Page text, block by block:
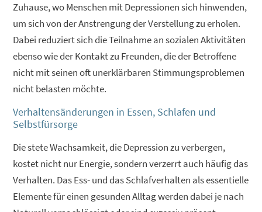
Zuhause, wo Menschen mit Depressionen sich hinwenden,
um sich von der Anstrengung der Verstellung zu erholen.
Dabei reduziert sich die Teilnahme an sozialen Aktivitäten
ebenso wie der Kontakt zu Freunden, die der Betroffene
nicht mit seinen oft unerklärbaren Stimmungsproblemen
nicht belasten möchte.
Verhaltensänderungen in Essen, Schlafen und
Selbstfürsorge
Die stete Wachsamkeit, die Depression zu verbergen,
kostet nicht nur Energie, sondern verzerrt auch häufig das
Verhalten. Das Ess- und das Schlafverhalten als essentielle
Elemente für einen gesunden Alltag werden dabei je nach